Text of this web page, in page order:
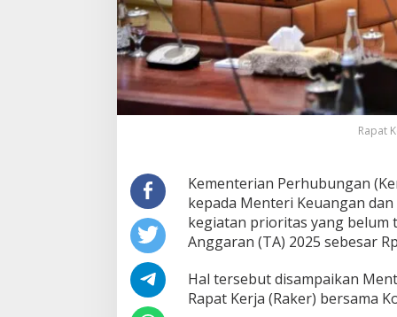
i
u
n
u
n
t
u
g
a
r
a
a
h
Rapat
Kementerian Perhubungan
kepada Menteri Keuangan
kegiatan prioritas yang belum
Anggaran (TA) 2025 sebesar
Hal tersebut disampaikan
Rapat Kerja (Raker) bersama